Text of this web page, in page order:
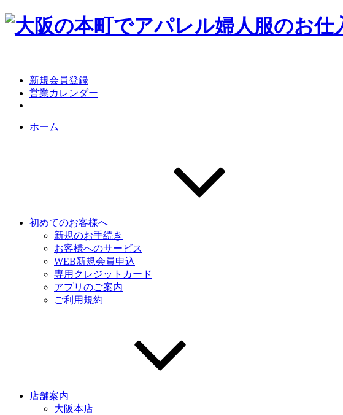
Skip
新規会員登録
営業カレンダー
ホーム
初めてのお客様へ
新規のお手続き
お客様へのサービス
WEB新規会員申込
専用クレジットカード
アプリのご案内
ご利用規約
店舗案内
大阪本店